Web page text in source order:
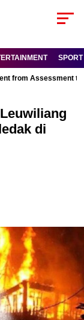
SPORT
from Assessment
di